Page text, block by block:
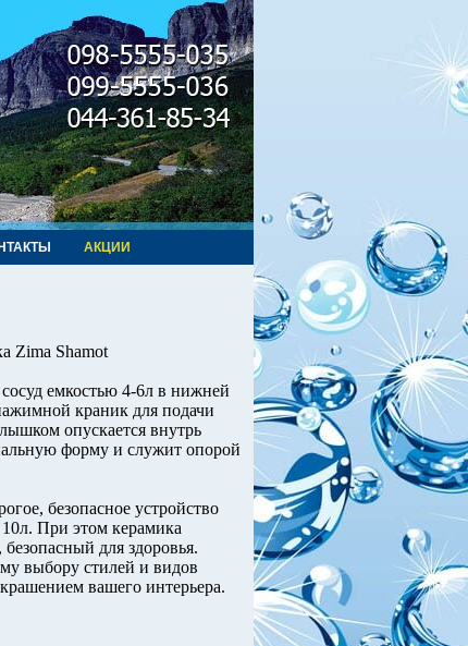
АКЦИИ
Zima Shamot
емкостью 4-6л в нижней
краник для подачи
опускается внутрь
форму и служит опорой
безопасное устройство
При этом керамика
для здоровья.
выбору стилей и видов
вашего интерьера.